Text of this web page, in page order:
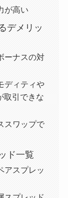
が高い
デメリッ
ーナスの対
ディティや
取引できな
スワップで
ド一覧
アスプレッ